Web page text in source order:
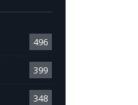
496
399
348